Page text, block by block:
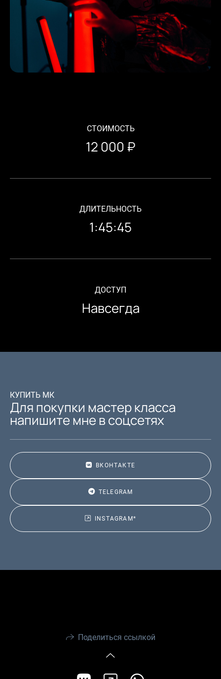
СТОИМОСТЬ
12 000 ₽
ДЛИТЕЛЬНОСТЬ
1:45:45
ДОСТУП
Навсегда
КУПИТЬ МК
Для покупки мастер класса
напишите мне в соцсетях
ВКОНТАКТЕ
TELEGRAM
INSTAGRAM*
Поделиться ссылкой